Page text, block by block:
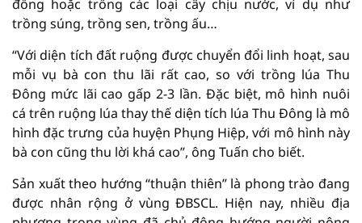
đồng hoặc trồng các loại cây chịu nước, ví dụ như
trồng súng, trồng sen, trồng ấu…
“Với diện tích đất ruộng được chuyển đổi linh hoạt, sau
mỗi vụ bà con thu lãi rất cao, so với trồng lúa Thu
Đông mức lãi cao gấp 2-3 lần. Đặc biệt, mô hình nuôi
cá trên ruộng lúa thay thế diện tích lúa Thu Đông là mô
hình đặc trưng của huyện Phụng Hiệp, với mô hình này
bà con cũng thu lời khá cao”, ông Tuấn cho biết.
Sản xuất theo hướng “thuận thiên” là phong trào đang
được nhân rộng ở vùng ĐBSCL. Hiện nay, nhiều địa